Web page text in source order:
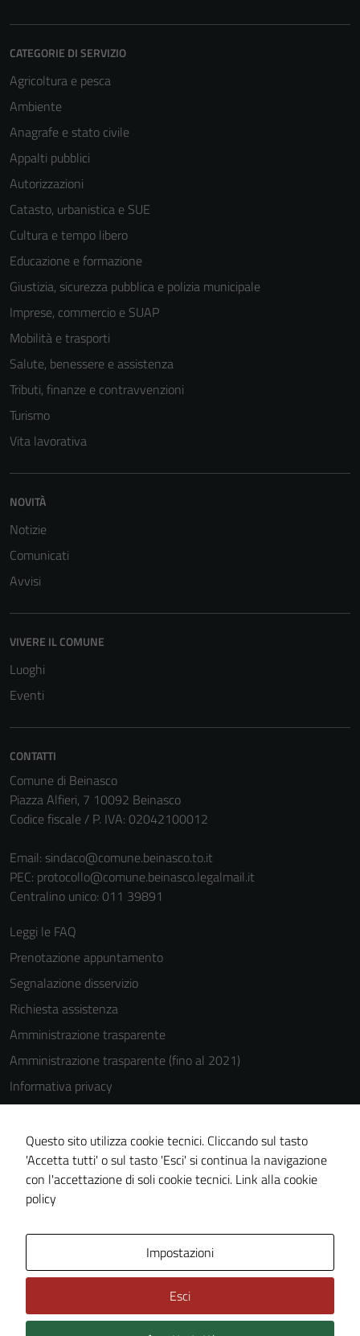
CATEGORIE DI SERVIZIO
Agricoltura e pesca
Ambiente
Anagrafe e stato civile
Appalti pubblici
Autorizzazioni
Catasto, urbanistica e SUE
Cultura e tempo libero
Educazione e formazione
Giustizia, sicurezza pubblica e polizia municipale
Imprese, commercio e SUAP
Mobilità e trasporti
Salute, benessere e assistenza
Tributi, finanze e contravvenzioni
Turismo
Vita lavorativa
NOVITÀ
Notizie
Comunicati
Avvisi
VIVERE IL COMUNE
Luoghi
Eventi
CONTATTI
Comune di Beinasco
Piazza Alfieri, 7 10092 Beinasco
Codice fiscale / P. IVA: 02042100012
Email: sindaco@comune.beinasco.to.it
PEC: protocollo@comune.beinasco.legalmail.it
Centralino unico: 011 39891
Leggi le FAQ
Prenotazione appuntamento
Segnalazione disservizio
Richiesta assistenza
Amministrazione trasparente
Amministrazione trasparente (fino al 2021)
Informativa privacy
Cookie Policy
Note legali
Dichiarazione di accessibilità
Piano di miglioramento del sito
Questo sito utilizza cookie tecnici. Cliccando sul tasto
'Accetta tutti' o sul tasto 'Esci' si continua la navigazione
con l'accettazione di soli cookie tecnici. Link alla cookie
policy
Impostazioni
Esci
Tecnici
essere